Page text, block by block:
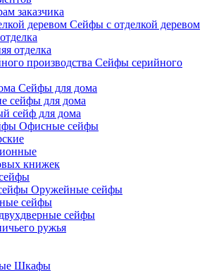
заказчика
Сейфы с отделкой деревом
отделка
Сейфы серийного
Сейфы для дома
сейфы для дома
сейф для дома
Офисные сейфы
книжек
Оружейные сейфы
сейфы
сейфы
ружья
Шкафы